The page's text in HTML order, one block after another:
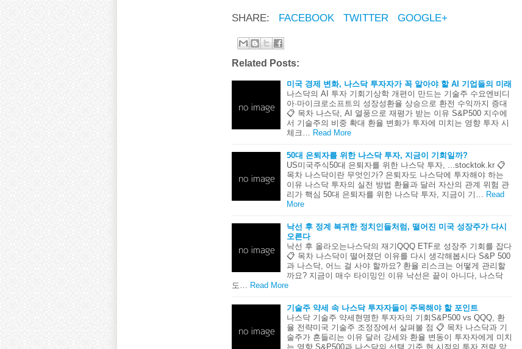
SHARE: FACEBOOK TWITTER GOOGLE+
Related Posts:
미국 경제 변화, 나스닥 투자자가 꼭 알아야 할 AI 기업들의 미래
나스닥의 AI 투자 기회기상학 개편이 만드는 기술주 수요엔비디
아·마이크로소프트의 성장성환율 상승으로 환전 수익까지 증대
📋 목차 나스닥, AI 열풍으로 재평가 받는 이유 S&P500 지수에
서 기술주의 비중 확대 환율 변화가 투자에 미치는 영향 투자 시
체크…
Read More
50대 은퇴자를 위한 나스닥 투자, 지금이 기회일까?
US미국주식50대 은퇴자를 위한 나스닥 투자, ...stocktok.kr 📋
목차 나스닥이란 무엇인가? 은퇴자도 나스닥에 투자해야 하는
이유 나스닥 투자의 실전 방법 환율과 달러 자산의 관계 위험 관
리가 핵심 50대 은퇴자를 위한 나스닥 투자, 지금이 기…
Read
More
낙선 후 정계 복귀한 정치인들처럼, 떨어진 미국 성장주가 다시
오른다
낙선 후 올라오는나스닥의 재기QQQ ETF로 성장주 기회를 잡다
📋 목차 나스닥이 떨어졌던 이유를 다시 생각해봅시다 S&P 500
과 나스닥, 어느 걸 사야 할까요? 환율 리스크는 어떻게 관리할
까요? 지금이 매수 타이밍인 이유 낙선은 끝이 아니다, 나스닥
도…
Read More
기술주 약세 속 나스닥 투자자들이 주목해야 할 포인트
나스닥 기술주 약세현명한 투자자의 기회S&P500 vs QQQ, 환
율 전략미국 기술주 조정장에서 살펴볼 점 📋 목차 나스닥과 기
술주가 흔들리는 이유 달러 강세와 환율 변동이 투자자에게 미치
는 영향 S&P500과 나스닥의 선택 기준 현 시점의 투자 전략 앞